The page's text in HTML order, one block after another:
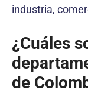
industria,
¿Cuáles
de